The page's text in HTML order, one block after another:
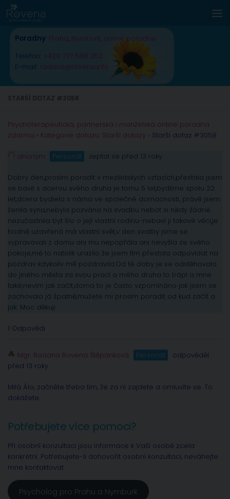
Skip to content
Poradny Praha Nymburk online poradna
Telefon: +420 777 588 352
E-mail: radana@rovena.info
Psychoterapeutická, partnerská i manželská online poradna
zdarma › Kategorie dotazu: Starší dotazy › Starší dotaz #3058
anonym Personál zeptal se před 13 roky
Dobry den,prosím poradit v mezilidskych vztazích,přestala jsem
se bavit s dcerou svého druha je tomu 5 let,bydlíme spolu 22
let,dcera bydlela s náma ve společné domacnosti, právě jsem
ženila syna,nebyla pozvána na svadbu nebot si nikdy žádné
nezučastnila byt šlo o její vlastní rodinu-nebaví ji takové věci,je
hodně uzavřená má vlastní svět,v den svatby jsme se
vypravovali z domu ani mu nepopřála ani nevyšla ze svého
pokoje,mě to natolik urazilo že jsem tím přestala odpovídat na
pozdrav kdykoliv mě pozdravila.Od té doby je se odstěhovala
do jiného města za svou prací a mého druha to trápí a mne
také,nevím jak začít,doma to je často vzpomínáno jak jsem se
zachovala já špatně,mužete mi prosím poradit od kud začít a
jak. Moc děkuji
1 Odpovědi
Mgr. Radana Rovena Štěpánková Personál
odpověděl
před 13 roky
Milá Álo, začněte třeba tím, že za ní zajdete a omluvíte se. To
dokážete.
Potřebujete více pomoci?
Při osobní konzultaci jsou informace k Vaší osobě zcela
konkrétní. Potřebujete-li dohovořit osobní konzultaci, neváhejte
mne kontaktovat.
Psycholog pro Prahu a Nymburk